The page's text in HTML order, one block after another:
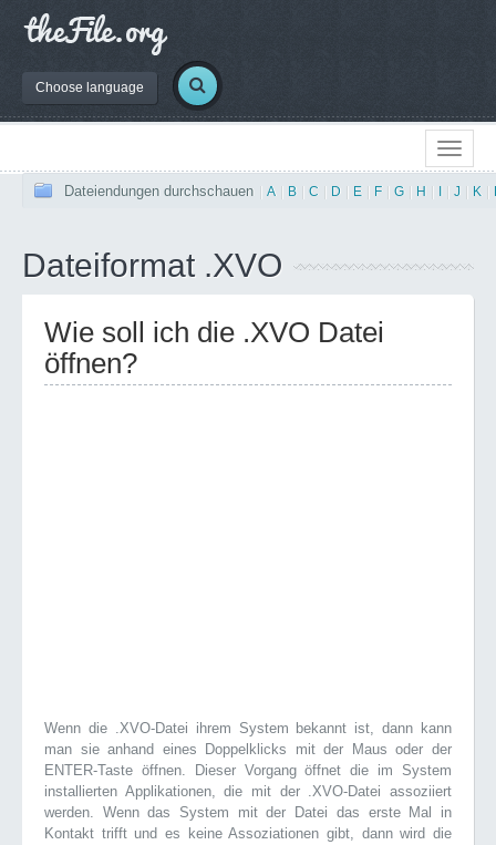
Choose language
Dateiendungen durchschauen A B C D E F G H J K
Dateiformat .XVO
Wie soll ich die .XVO Datei
öffnen?
Wenn die .XVO-Datei ihrem System bekannt ist, dann kann
man sie anhand eines Doppelklicks mit der Maus oder der
ENTER-Taste öffnen. Dieser Vorgang öffnet die im System
installierten Applikationen, die mit der .XVO-Datei assoziiert
werden. Wenn das System mit der Datei das erste Mal in
Kontakt trifft und es keine Assoziationen gibt, dann wird die